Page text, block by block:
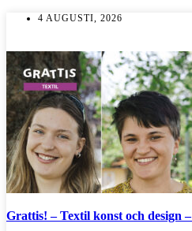
4 AUGUSTI, 2026
Grattis! – Textil konst och design